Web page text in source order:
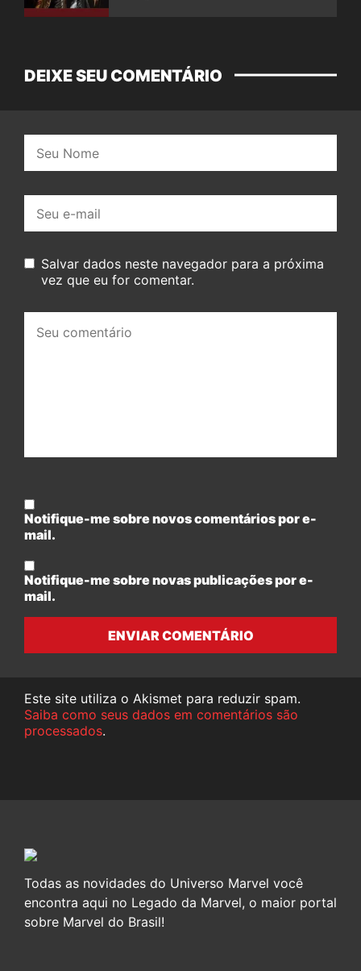
DEIXE SEU COMENTÁRIO
mail:
Salvar dados neste navegador para a próxima
vez que eu for comentar.
comentário:
Notifique-me sobre novos comentários por e-
mail.
Notifique-me sobre novas publicações por e-
mail.
ENVIAR COMENTÁRIO
Este site utiliza o Akismet para reduzir spam.
Saiba como seus dados em comentários são
processados.
Todas as novidades do Universo Marvel você
encontra aqui no Legado da Marvel, o maior portal
sobre Marvel do Brasil!